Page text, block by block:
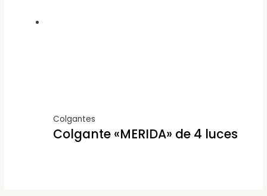
Colgantes
Colgante «MERIDA» de 4 luces